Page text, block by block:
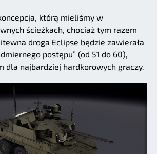
którą mieliśmy w
ścieżkach, chociaż tym razem
droga Eclipse będzie zawierała
postępu” (od 51 do 60),
dla najbardziej hardkorowych graczy.